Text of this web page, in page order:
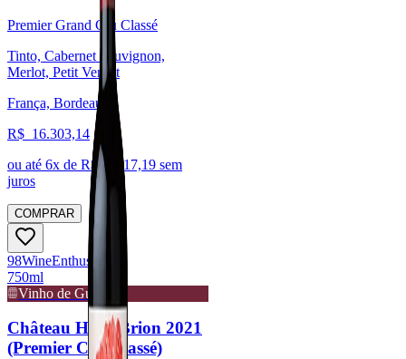
Premier Grand Cru Classé
Tinto, Cabernet Sauvignon,
Merlot, Petit Verdot
França, Bordeaux
R$ 16.303,14
ou até 6x de R$ 2.717,19 sem
juros
COMPRAR
98WineEnthusiast
750ml
Vinho de Guarda
Château Haut-Brion 2021
(Premier Cru Classé)